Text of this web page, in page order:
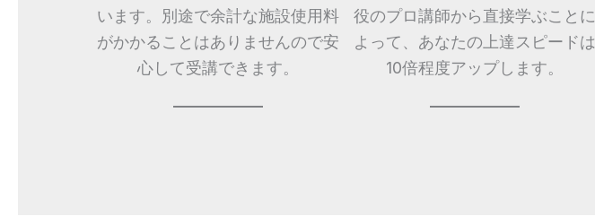
います。別途で余計な施設使用料
がかかることはありませんので安
心して受講できます。
役のプロ講師から直接学ぶことに
よって、あなたの上達スピードは
10倍程度アップします。